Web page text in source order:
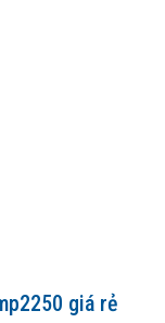
giá rẻ